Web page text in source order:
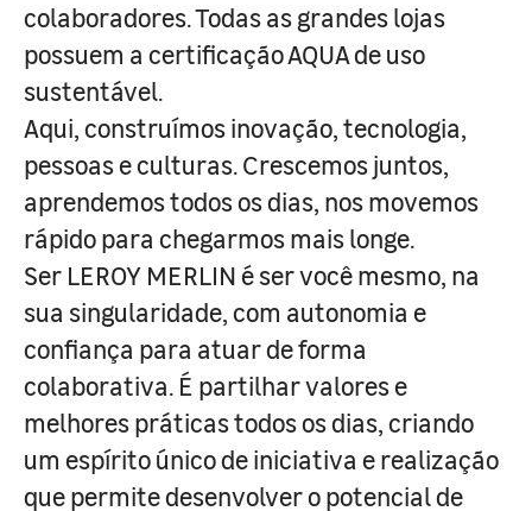
colaboradores. Todas as grandes lojas
possuem a certificação AQUA de uso
sustentável.
Aqui, construímos inovação, tecnologia,
pessoas e culturas. Crescemos juntos,
aprendemos todos os dias, nos movemos
rápido para chegarmos mais longe.
Ser LEROY MERLIN é ser você mesmo, na
sua singularidade, com autonomia e
confiança para atuar de forma
colaborativa. É partilhar valores e
melhores práticas todos os dias, criando
um espírito único de iniciativa e realização
que permite desenvolver o potencial de